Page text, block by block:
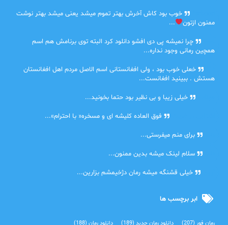
خوب بود کاش آخرش بهتر تموم میشد یعنی میشد بهتر نوشت
ممنون ازتون
...
چرا نمیشه پی دی افشو دانلود کرد البته توی برنامش هم اسم
همچین رمانی وجود نداره...
خعلی خوب بود ، ولی افغانستانی اسم الاصل مردم اهل افغانستان
هستش . ببینید افغانست...
خیلی زیبا و بی نظیر بود حتما بخونید...
فوق العاده کلیشه ای و مسخره« با احترام»...
برای منم میفرستی...
سلام لینک میشه بدین ممنون...
خیلی قشنگه میشه رمان دژخیمشم بزارین...
ابر برچسب ها
رمان فور (207) دانلود رمان جدید(189) دانلود رمان(188)